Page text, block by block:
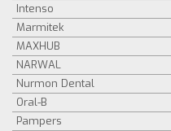
Intenso
Marmitek
MAXHUB
NARWAL
Nurmon Dental
Oral-B
Pampers